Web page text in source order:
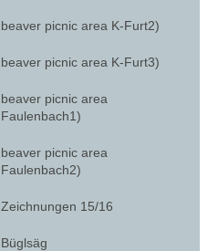
beaver picnic area K-Furt2)
beaver picnic area K-Furt3)
beaver picnic area
Faulenbach1)
beaver picnic area
Faulenbach2)
Zeichnungen 15/16
Büglsäg